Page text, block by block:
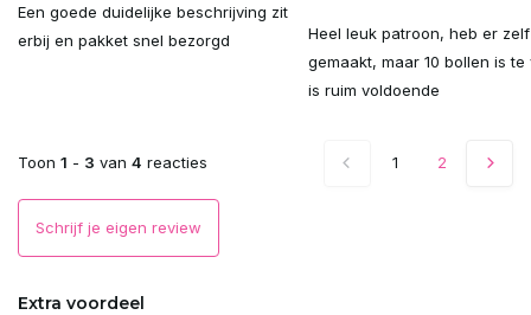
Uitverkocht
Uitverkocht
Een goede duidelijke beschrijving zit
erbij en pakket snel bezorgd
Heel leuk patroon, heb er
gemaakt, maar 10 bollen is te
is ruim voldoende
Toon 1 - 3 van 4 reacties 1 2
Schrijf je eigen review
Extra voordeel